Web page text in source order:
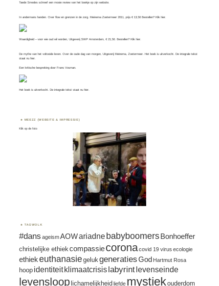
Taede Smedes schreef een mooie review van het boekje op zijnwebsite
In andermans handen. Over flow en grenzen in de zorg. Meinema Zoetermeer 2011, prijs € 13,50 Bestellen? Klikhier
Waardigheid – voor wie oud wil worden, Uitgeverij SWP Amsterdam, € 21,50. Bestellen? Klikhier
De mythe van het voltooide leven. Over de oude dag van morgen, Uitgeverij Meinema, Zoetermeer. Het boek is uitverkocht. De integrale tekst
staat nuhier
Een kritische bespreking doorFrans Vosman
Het boek is uitverkocht. De integrale tekst staat nuhier.
MEEZZ (WEBSITE & IMPRESSIE)
Klik op de foto
TAGWOLK
#dans ageismAOWariadne babyboomers Bonhoeffer
christelijke ethiekcompassiecoronacovid 19 virus ecologie
ethiekeuthanasiegelukgeneratiesGod Hartmut Rosa
hoop identiteit klimaatcrisislabyrint levenseinde
levensloop lichamelijkheid liefde mystiekouderdom